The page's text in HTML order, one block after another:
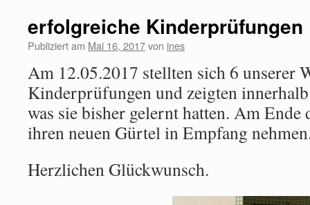
erfolgreiche Kinderprüfungen
Publiziert am Mai 16, 2017von ines
Am 12.05.2017 stellten sich 6 unserer
Kinderprüfungen und zeigten
was sie bisher gelernt hatten. Am
ihren neuen Gürtel in Empfang
Herzlichen Glückwunsch.